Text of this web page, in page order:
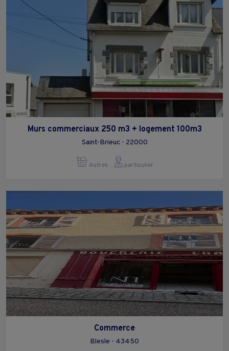
Murs commerciaux 250 m3 + logement 100m3
Saint-Brieuc - 22000
Autres particulier
Commerce
Blesle - 43450